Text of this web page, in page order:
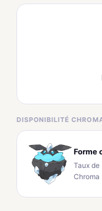
DISPONIBILITÉ
Forme
Taux de
Chroma